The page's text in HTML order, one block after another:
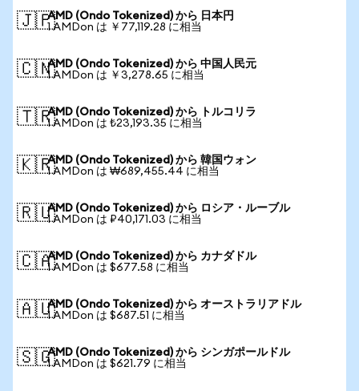
🇯🇵AMD (Ondo Tokenized) から 日本円
1 AMDon は ￥77,119.28 に相当
🇨🇳AMD (Ondo Tokenized) から 中国人民元
1 AMDon は ￥3,278.65 に相当
🇹🇷AMD (Ondo Tokenized) から トルコリラ
1 AMDon は ₺23,193.35 に相当
🇰🇷AMD (Ondo Tokenized) から 韓国ウォン
1 AMDon は ₩689,455.44 に相当
🇷🇺AMD (Ondo Tokenized) から ロシア・ルーブル
1 AMDon は ₽40,171.03 に相当
🇨🇦AMD (Ondo Tokenized) から カナダドル
1 AMDon は $677.58 に相当
🇦🇺AMD (Ondo Tokenized) から オーストラリアドル
1 AMDon は $687.51 に相当
🇸🇬AMD (Ondo Tokenized) から シンガポールドル
1 AMDon は $621.79 に相当